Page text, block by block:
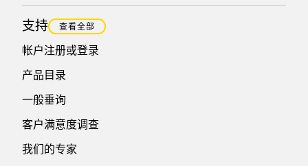
支持 查看全部
帐户注册或登录
产品目录
一般垂询
客户满意度调查
我们的专家